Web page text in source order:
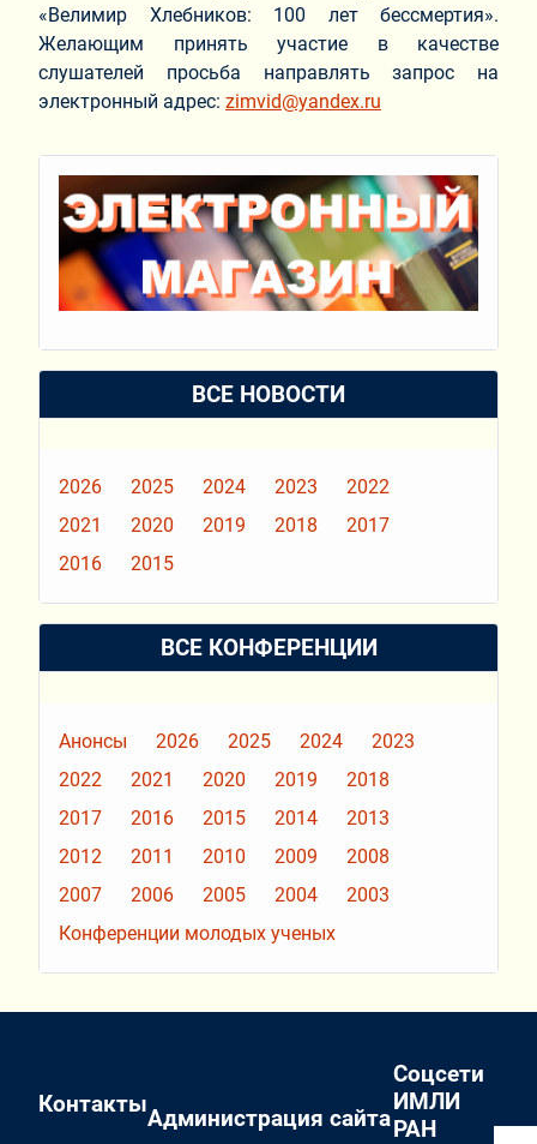
«Велимир Хлебников: 100 лет бессмертия».
Желающим принять участие в качестве
слушателей просьба направлять запрос на
электронный адрес: zimvid@yandex.ru
ВСЕ НОВОСТИ
2026 2025 2024 2023
2022
2021
2020 2019 2018
2017
2016
2015
ВСЕ КОНФЕРЕНЦИИ
Анонсы 2026 2025 2024
2023
2022
2021 2020 2019
2018
2017
2016 2015 2014
2013
2012
2011 2010 2009
2008
2007
2006 2005 2004
2003
Конференции молодых ученых
Контакты
Администрация сайта
Соцсети
ИМЛИ
РАН